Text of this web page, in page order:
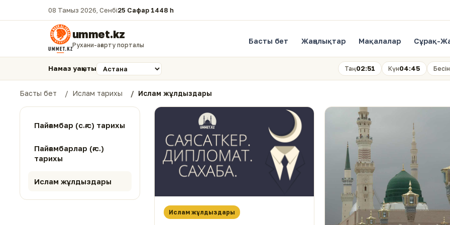
08 Тамыз 2026, Сенбі25 Сафар 1448 һ.
ummet.kz
Рухани-ағарту порталы Басты бет Жаңалықтар Мақалалар Сұрақ-
Намаз уақыты Таң02:51 Күн04:45 Бесін
Басты бет Ислам тарихы Ислам жұлдыздары
Пайғамбар (с.ғ.с) тарихы
Пайғамбарлар (ғ.с.)
тарихы
Ислам жұлдыздары
Ислам жұлдыздары